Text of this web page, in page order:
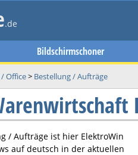
.de
Bildschirmschoner
Office> Bestellung / Aufträge
/ Aufträge ist hier ElektroWin
auf deutsch in der aktuellen